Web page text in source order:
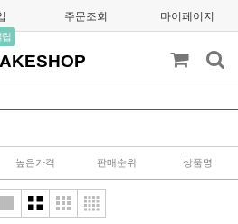
립
주문조회 마이페이지
높은가격 판매순위 상품명